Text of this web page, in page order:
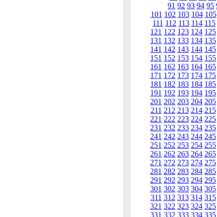
91 92 93 94 95
101 102 103 104 105
111 112 113 114 115
121 122 123 124 125
131 132 133 134 135
141 142 143 144 145
151 152 153 154 155
161 162 163 164 165
171 172 173 174 175
181 182 183 184 185
191 192 193 194 195
201 202 203 204 205
211 212 213 214 215
221 222 223 224 225
231 232 233 234 235
241 242 243 244 245
251 252 253 254 255
261 262 263 264 265
271 272 273 274 275
281 282 283 284 285
291 292 293 294 295
301 302 303 304 305
311 312 313 314 315
321 322 323 324 325
331 332 333 334 335